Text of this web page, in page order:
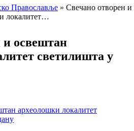
Православље
Свечано отворен и
локалитет…
и освештан
светилишта у